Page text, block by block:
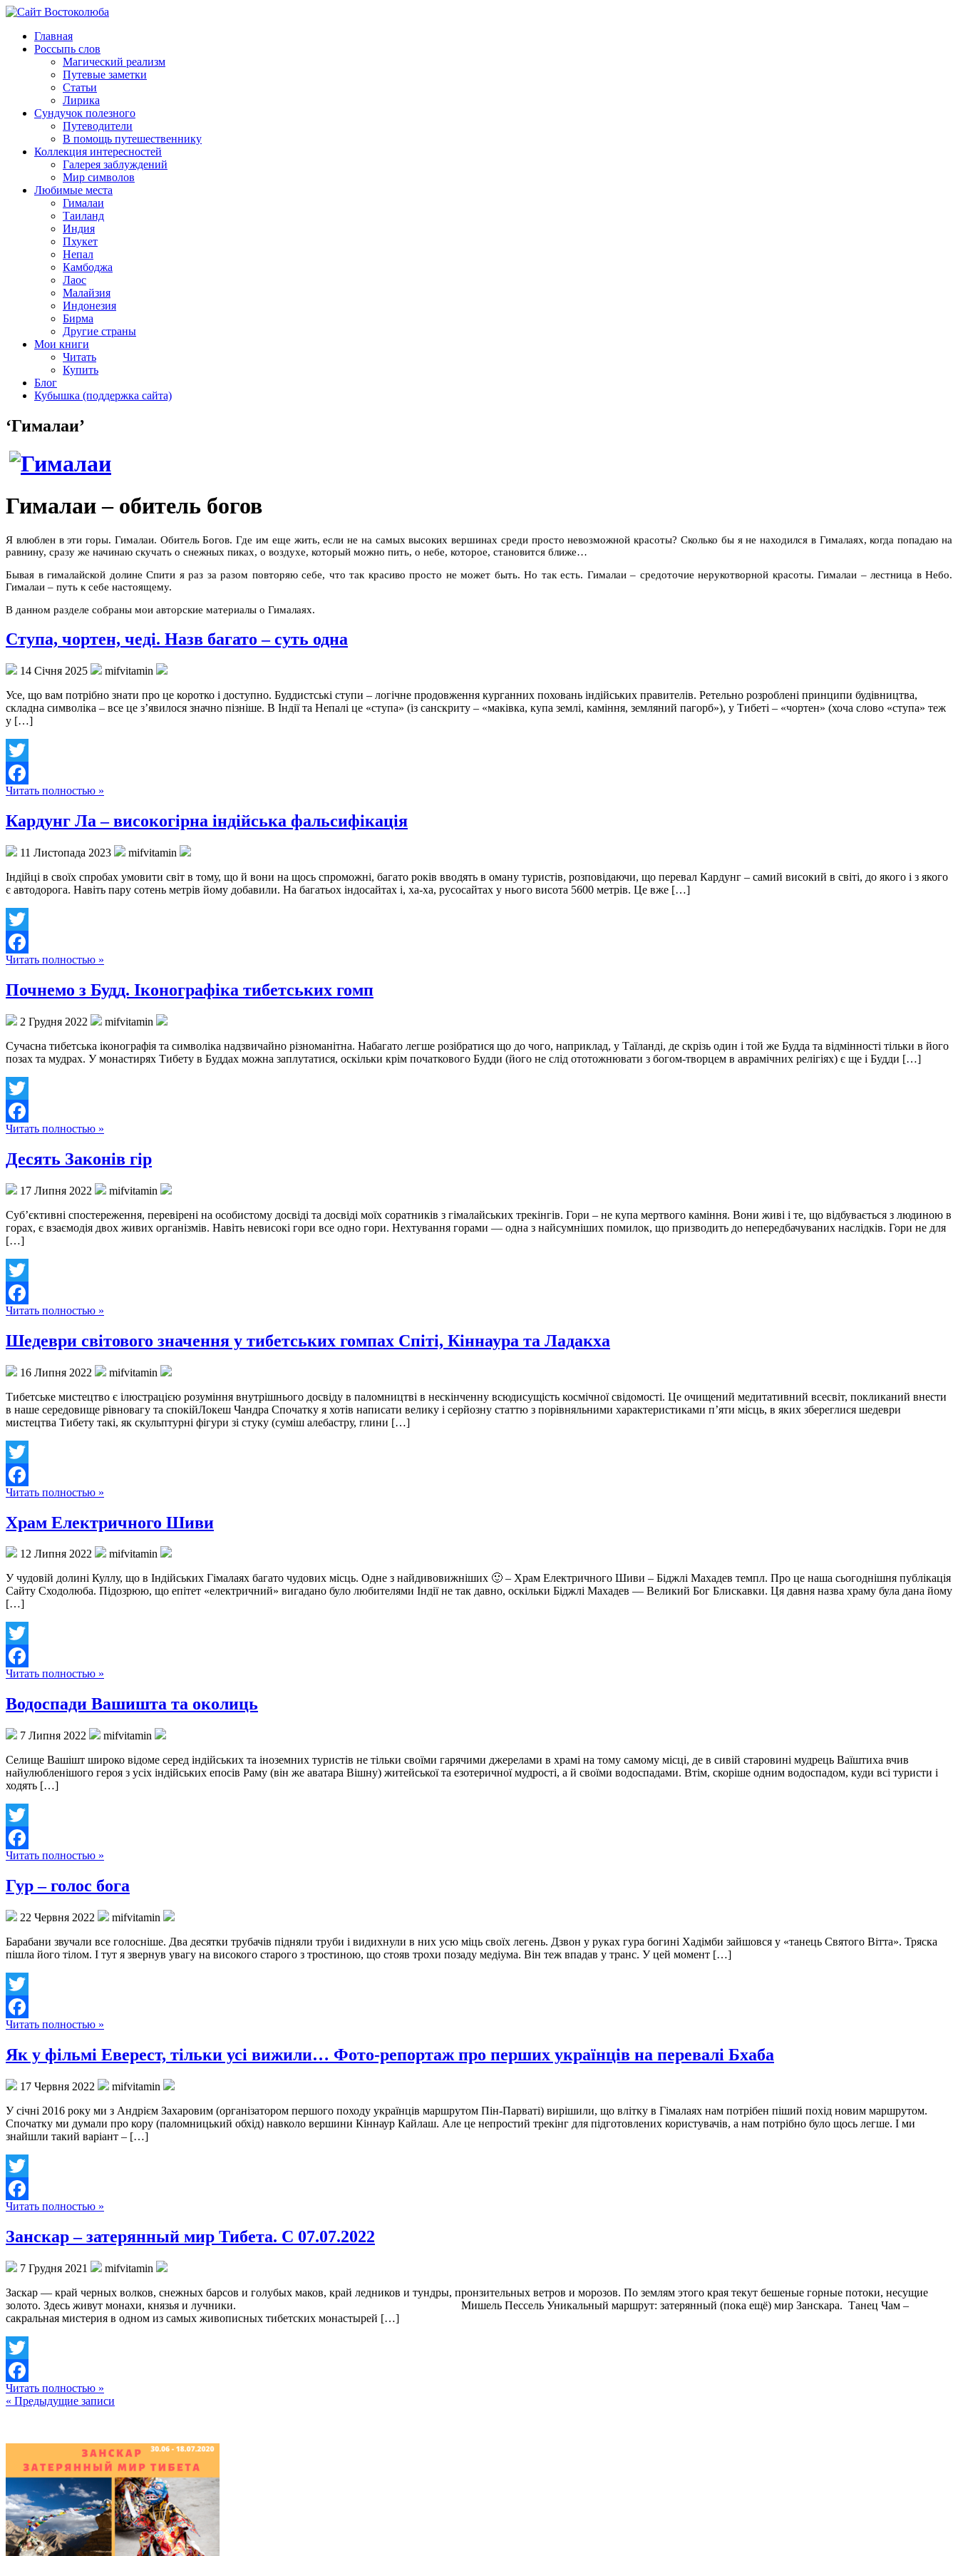
Главная
Россыпь слов
Магический реализм
Путевые заметки
Статьи
Лирика
Сундучок полезного
Путеводители
В помощь путешественнику
Коллекция интересностей
Галерея заблуждений
Мир символов
Любимые места
Гималаи
Таиланд
Индия
Пхукет
Непал
Камбоджа
Лаос
Малайзия
Индонезия
Бирма
Другие страны
Мои книги
Читать
Купить
Блог
Кубышка (поддержка сайта)
‘Гималаи’
Гималаи – обитель богов
Я влюблен в эти горы. Гималаи. Обитель Богов. Где им еще жить, если не на самых высоких вершинах среди просто невозможной красоты? Сколько бы я не находился в Гималаях, когда попадаю на
равнину, сразу же начинаю скучать о снежных пиках, о воздухе, который можно пить, о небе, которое, становится ближе…
Бывая в гималайской долине Спити я раз за разом повторяю себе, что так красиво просто не может быть. Но так есть. Гималаи – средоточие нерукотворной красоты. Гималаи – лестница в Небо.
Гималаи – путь к себе настоящему.
В данном разделе собраны мои авторские материалы о Гималаях.
Ступа, чортен, чеді. Назв багато – суть одна
14 Січня 2025
mifvitamin
Усе, що вам потрібно знати про це коротко і доступно. Буддистські ступи – логічне продовження курганних поховань індійських правителів. Ретельно розроблені принципи будівництва,
складна символіка – все це з’явилося значно пізніше. В Індії та Непалі це «ступа» (із санскриту – «маківка, купа землі, каміння, земляний пагорб»), у Тибеті – «чортен» (хоча слово «ступа» теж
у […]
Twitter
Facebook
Читать полностью »
Кардунг Ла – високогірна індійська фальсифікація
11 Листопада 2023
mifvitamin
Індійці в своїх спробах умовити світ в тому, що й вони на щось спроможні, багато років вводять в оману туристів, розповідаючи, що перевал Кардунг – самий високий в світі, до якого і з якого
є автодорога. Навіть пару сотень метрів йому добавили. На багатьох індосайтах і, ха-ха, русосайтах у нього висота 5600 метрів. Це вже […]
Twitter
Facebook
Читать полностью »
Почнемо з Будд. Іконографіка тибетських гомп
2 Грудня 2022
mifvitamin
Сучасна тибетська іконографія та символіка надзвичайно різноманітна. Набагато легше розібратися що до чого, наприклад, у Таїланді, де скрізь один і той же Будда та відмінності тільки в його
позах та мудрах. У монастирях Тибету в Буддах можна заплутатися, оскільки крім початкового Будди (його не слід ототожнювати з богом-творцем в аврамічних релігіях) є ще і Будди […]
Twitter
Facebook
Читать полностью »
Десять Законів гір
17 Липня 2022
mifvitamin
Суб’єктивні спостереження, перевірені на особистому досвіді та досвіді моїх соратників з гімалайських трекінгів. Гори – не купа мертвого каміння. Вони живі і те, що відбувається з людиною в
горах, є взаємодія двох живих організмів. Навіть невисокі гори все одно гори. Нехтування горами — одна з найсумніших помилок, що призводить до непередбачуваних наслідків. Гори не для
[…]
Twitter
Facebook
Читать полностью »
Шедеври світового значення у тибетських гомпах Спіті, Кіннаура та Ладакха
16 Липня 2022
mifvitamin
Тибетське мистецтво є ілюстрацією розуміння внутрішнього досвіду в паломництві в нескінченну всюдисущість космічної свідомості. Це очищений медитативний всесвіт, покликаний внести
в наше середовище рівновагу та спокійЛокеш Чандра Спочатку я хотів написати велику і серйозну статтю з порівняльними характеристиками п’яти місць, в яких збереглися шедеври
мистецтва Тибету такі, як скульптурні фігури зі стуку (суміш алебастру, глини […]
Twitter
Facebook
Читать полностью »
Храм Електричного Шиви
12 Липня 2022
mifvitamin
У чудовій долині Куллу, що в Індійських Гімалаях багато чудових місць. Одне з найдивовижніших 🙂 – Храм Електричного Шиви – Біджлі Махадев темпл. Про це наша сьогоднішня публікація
Сайту Сходолюба. Підозрюю, що епітет «електричний» вигадано було любителями Індії не так давно, оскільки Біджлі Махадев — Великий Бог Блискавки. Ця давня назва храму була дана йому
[…]
Twitter
Facebook
Читать полностью »
Водоспади Вашишта та околиць
7 Липня 2022
mifvitamin
Селище Вашішт широко відоме серед індійських та іноземних туристів не тільки своїми гарячими джерелами в храмі на тому самому місці, де в сивій старовині мудрець Ваїштиха вчив
найулюбленішого героя з усіх індійських епосів Раму (він же аватара Вішну) житейської та езотеричної мудрості, а й своїми водоспадами. Втім, скоріше одним водоспадом, куди всі туристи і
ходять […]
Twitter
Facebook
Читать полностью »
Гур – голос бога
22 Червня 2022
mifvitamin
Барабани звучали все голосніше. Два десятки трубачів підняли труби і видихнули в них усю міць своїх легень. Дзвон у руках гура богині Хадімби зайшовся у «танець Святого Вітта». Тряска
пішла його тілом. І тут я звернув увагу на високого старого з тростиною, що стояв трохи позаду медіума. Він теж впадав у транс. У цей момент […]
Twitter
Facebook
Читать полностью »
Як у фільмі Еверест, тільки усі вижили… Фото-репортаж про перших українців на перевалі Бхаба
17 Червня 2022
mifvitamin
У січні 2016 року ми з Андрієм Захаровим (організатором першого походу українців маршрутом Пін-Парваті) вирішили, що влітку в Гімалаях нам потрібен піший похід новим маршрутом.
Спочатку ми думали про кору (паломницький обхід) навколо вершини Кіннаур Кайлаш. Але це непростий трекінг для підготовлених користувачів, а нам потрібно було щось легше. І ми
знайшли такий варіант – […]
Twitter
Facebook
Читать полностью »
Занскар – затерянный мир Тибета. С 07.07.2022
7 Грудня 2021
mifvitamin
Заскар — край черных волков, снежных барсов и голубых маков, край ледников и тундры, пронзительных ветров и морозов. По землям этого края текут бешеные горные потоки, несущие
золото. Здесь живут монахи, князья и лучники. Мишель Пессель Уникальный маршрут: затерянный (пока ещё) мир Занскара. Танец Чам –
сакральная мистерия в одном из самых живописных тибетских монастырей […]
Twitter
Facebook
Читать полностью »
« Предыдущие записи